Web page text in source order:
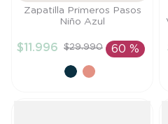
Talla
AÑADIR AL
CARRITO
Zapatilla Primeros Pasos
Niño Azul
$11 .996 $29.990 60 %